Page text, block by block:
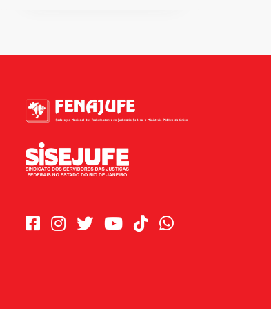
FacebookInstagram
TwitterYoutubeTikTokWhatsapp